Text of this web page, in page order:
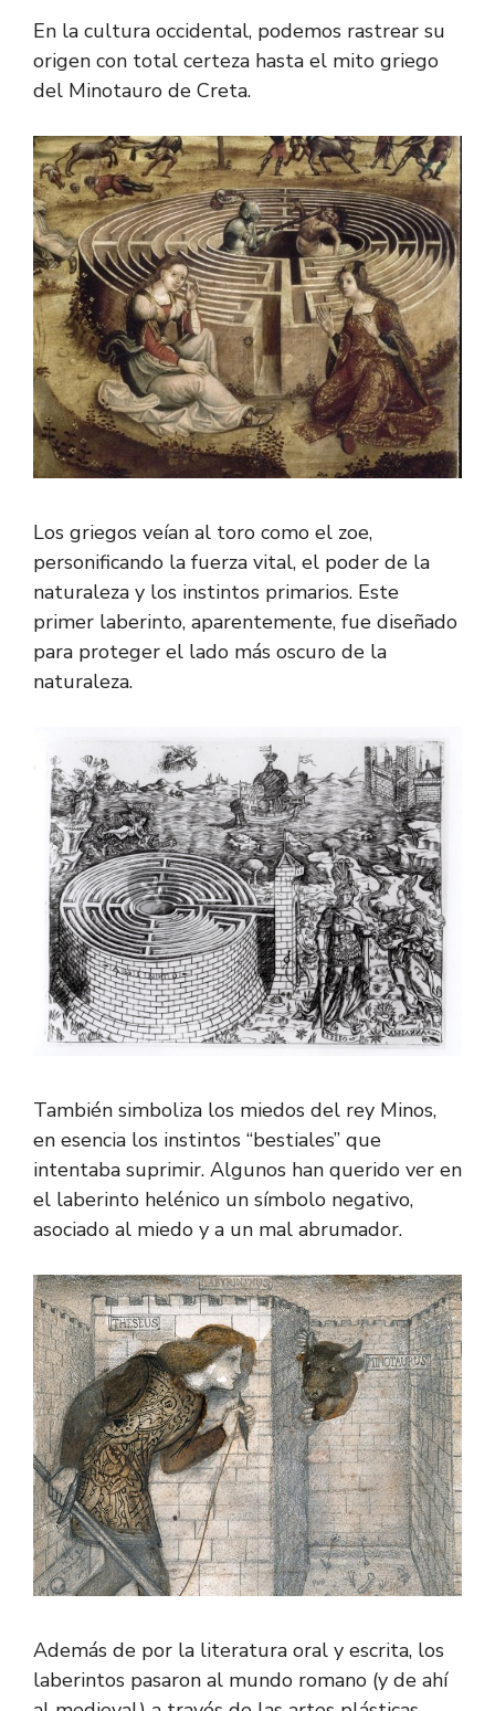
En la cultura occidental, podemos rastrear su
origen con total certeza hasta el mito griego
del Minotauro de Creta.
Los griegos veían al toro como el zoe,
personificando la fuerza vital, el poder de la
naturaleza y los instintos primarios. Este
primer laberinto, aparentemente, fue diseñado
para proteger el lado más oscuro de la
naturaleza.
También simboliza los miedos del rey Minos,
en esencia los instintos “bestiales” que
intentaba suprimir. Algunos han querido ver en
el laberinto helénico un símbolo negativo,
asociado al miedo y a un mal abrumador.
Además de por la literatura oral y escrita, los
laberintos pasaron al mundo romano (y de ahí